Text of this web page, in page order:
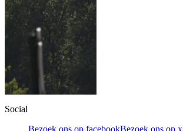
Social
Bezoek ons op facebookBezoek ons op x